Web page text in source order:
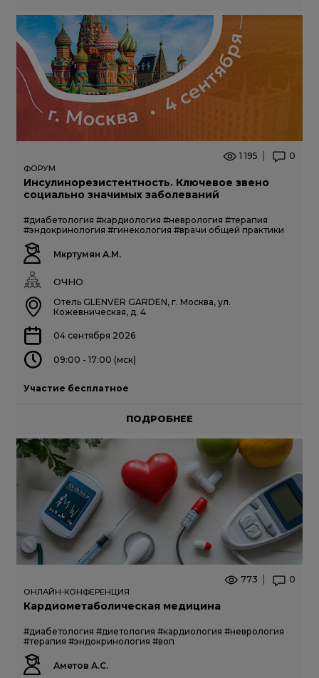
1 195 0
ФОРУМ
Инсулинорезистентность. Ключевое звено
социально значимых заболеваний
#диабетология #кардиология #неврология #терапия
#эндокринология #гинекология #врачи общей практики
Мкртумян А.М.
ОЧНО
Отель GLENVER GARDEN, г. Москва, ул.
Кожевническая, д. 4
04 сентября 2026
09:00 - 17:00 (мск)
Участие бесплатное
ПОДРОБНЕЕ
773 0
ОНЛАЙН-КОНФЕРЕНЦИЯ
Кардиометаболическая медицина
#диабетология #диетология #кардиология #неврология
#терапия #эндокринология #воп
Аметов А.С.